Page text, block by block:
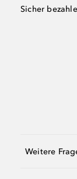
Sicher
Weitere